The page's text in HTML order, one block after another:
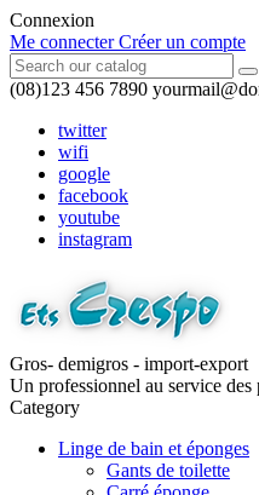
Connexion
Me connecter Créer un compte
(08)123 456 7890
twitter
wifi
google
facebook
youtube
instagram
Gros- demigros - import-export
Un professionnel au service des
Category
Linge de bain et éponges
Gants de toilette